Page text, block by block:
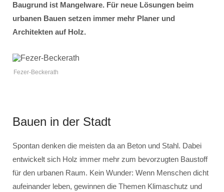
Baugrund ist Mangelware. Für neue Lösungen beim
urbanen Bauen setzen immer mehr Planer und
Architekten auf Holz.
Fezer-Beckerath
Bauen in der Stadt
Spontan denken die meisten da an Beton und Stahl. Dabei
entwickelt sich Holz immer mehr zum bevorzugten Baustoff
für den urbanen Raum. Kein Wunder: Wenn Menschen dicht
aufeinander leben, gewinnen die Themen Klimaschutz und